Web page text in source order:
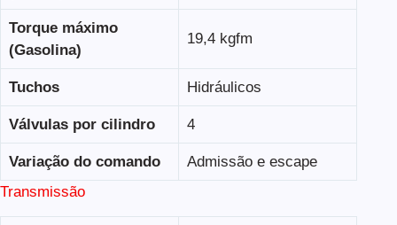
Torque máximo
(Gasolina)
19,4 kgfm
Tuchos Hidráulicos
Válvulas por cilindro 4
Variação do comando
Admissão e escape
Transmissão